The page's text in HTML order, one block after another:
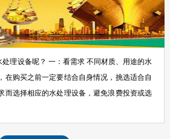
理设备呢？ 一：看需求 不同材质、用途的水
在购买之前一定要结合自身情况，挑选适合自
而选择相应的水处理设备，避免浪费投资或选